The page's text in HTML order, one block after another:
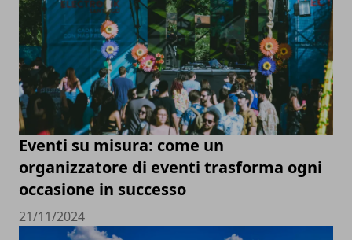
Eventi su misura: come un
organizzatore di eventi trasforma ogni
occasione in successo
21/11/2024